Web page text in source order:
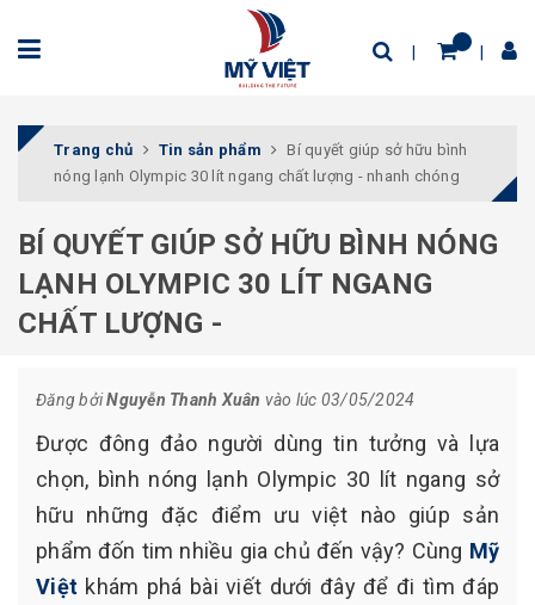
Trang chủ Tin sản phẩm
Bí quyết giúp sở hữu bình
nóng lạnh Olympic 30 lít ngang chất lượng - nhanh chóng
BÍ QUYẾT GIÚP SỞ HỮU BÌNH NÓNG
LẠNH OLYMPIC 30 LÍT NGANG
CHẤT LƯỢNG -
Đăng bởiNguyễn Thanh Xuân vào lúc 03/05/2024
Được đông đảo người dùng tin tưởng và lựa
chọn, bình nóng lạnh Olympic 30 lít ngang sở
hữu những đặc điểm ưu việt nào giúp sản
phẩm đốn tim nhiều gia chủ đến vậy? Cùng Mỹ
Việt khám phá bài viết dưới đây để đi tìm đáp